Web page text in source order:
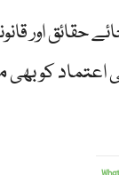
اور
کو بھی